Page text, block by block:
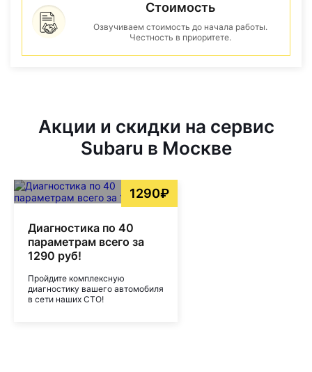
Стоимость
Озвучиваем стоимость до начала работы.
Честность в приоритете.
Акции и скидки на сервис
Subaru в Москве
1290₽
Диагностика по 40
параметрам всего за
1290 руб!
Пройдите комплексную
диагностику вашего автомобиля
в сети наших СТО!